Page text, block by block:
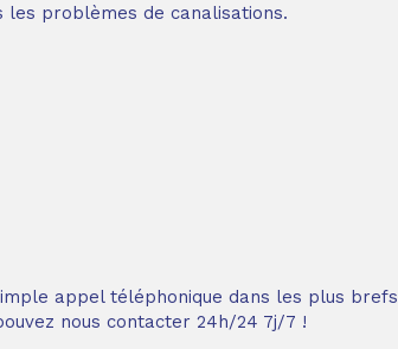
problèmes de canalisations.
appel téléphonique dans les plus brefs
nous contacter 24h/24 7j/7 !